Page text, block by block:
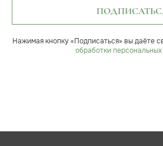
Нажимая кнопку «Подписаться» вы даёте
обработки